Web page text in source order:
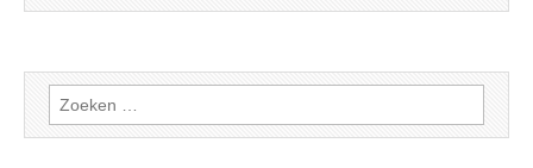
Zoeken
naar: